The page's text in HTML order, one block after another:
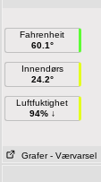
Fahrenheit
60.1°
Innendørs
24.2°
Luftfuktighet
94% ↓
Grafer - Værvarsel